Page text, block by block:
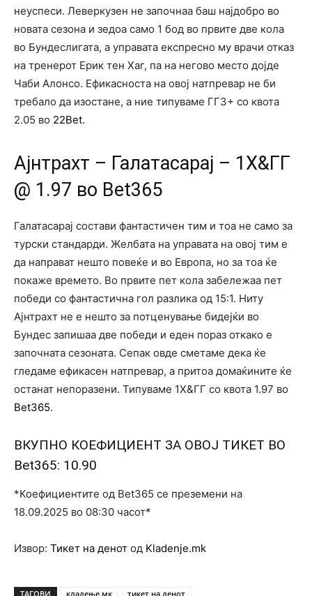
неуспеси. Леверкузен не започнаа баш најдобро во
новата сезона и зедоа само 1 бод во првите две кола
во Бундеслигата, а управата експресно му врачи отказ
на тренерот Ерик тен Хаг, па на негово место дојде
Чаби Алонсо. Ефикасноста на овој натпревар не би
требало да изостане, а ние типуваме ГГ3+ со квота
2.05 во 22Bet.
Ајнтрахт – Галатасарај – 1Х&ГГ
@ 1.97 во Bet365
Галатасарај состави фантастичен тим и тоа не само за
турски стандарди. Желбата на управата на овој тим е
да направат нешто повеќе и во Европа, но за тоа ќе
покаже времето. Во првите пет кола забележаа пет
победи со фантастична гол разлика од 15:1. Ниту
Ајнтрахт не е нешто за потценување бидејќи во
Бундес запишаа две победи и еден пораз откако е
започната сезоната. Сепак овде сметаме дека ќе
гледаме ефикасен натпревар, а притоа домаќините ќе
останат непоразени. Типуваме 1Х&ГГ со квота 1.97 во
Bet365.
ВКУПНО КОЕФИЦИЕНТ ЗА ОВОЈ ТИКЕТ ВО
Bet365: 10.90
*Коефициентите од Bet365 се преземени на
18.09.2025 во 08:30 часот*
Извор: Тикет на денот од Kladenje.mk
ТАГОВИ кладење.мк тикет на денот